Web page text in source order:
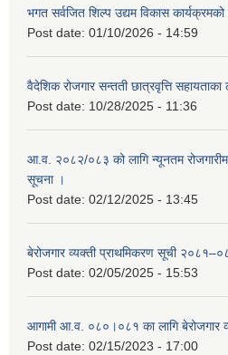
भगत सर्वजित शिल्प उद्यम विकास
Post date: 01/10/2026 - 14:59
वैदेशिक रोजगार सन्तती छात्रवृत्ति
Post date: 10/28/2025 - 11:36
आ.व. २०८२/०८३ को लागि न्यूनतम
सूचना ।
Post date: 02/12/2025 - 13:45
बेरोजगार व्यक्ती प्राथमिकरण सूची
Post date: 02/05/2025 - 15:53
आगामी आ.व. ०८०।०८१ का लागि बेरोजगार
Post date: 02/15/2023 - 17:00